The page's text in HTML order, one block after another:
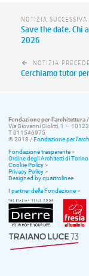
NOTIZIA SUCCESSIVA
Save the date. Chi
2026
NOTIZIA
Cerchiamo tutor
Fondazione per l’architettura
Via Giovanni Giolitti, 1 —
T 011546975
© 2018 / Fondazione per
Fondazione trasparente>
Ordine degli Architetti di Torino
Cookie Policy>
Privacy Policy>
Designed by quattrolinee
I partner della Fondazione>